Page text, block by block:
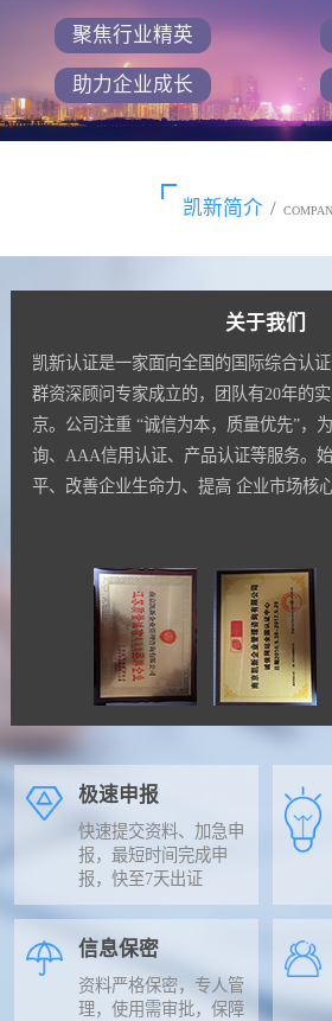
聚焦行业精英
助力企业成长
凯新简介 /
关于我们
凯新认证是一家面向全国的国际综合认
群资深顾问专家成立的，团队有20年的
京。公司注重 “诚信为本，质量优先”，
询、AAA信用认证、产品认证等服务。
平、改善企业生命力、提高 企业市场核
极速申报
快速提交资料、加急申
报，最短时间完成申
报，快至7天出证
信息保密
资料严格保密，专人管
理，使用需审批，保障